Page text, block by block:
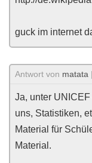
guck im internet
Antwort von matata
Ja, unter
uns, Statistiken,
Material für
Material.